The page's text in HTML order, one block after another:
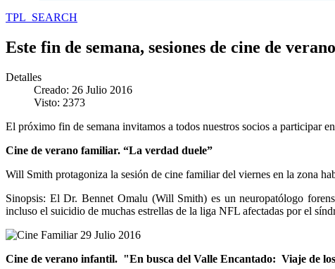
TPL_SEARCH
Este fin de semana, sesiones de cine de
Detalles
Creado: 26 Julio 2016
Visto: 2373
El próximo fin de semana invitamos a todos nuestros socios a participar
Cine de verano familiar. “La verdad duele”
Will Smith protagoniza la sesión de cine familiar del viernes en la zona
Sinopsis: El Dr. Bennet Omalu (Will Smith) es un neuropatólogo
incluso el suicidio de muchas estrellas de la liga NFL afectadas por el
Cine de verano infantil. "En busca del Valle Encantado: Viaje de